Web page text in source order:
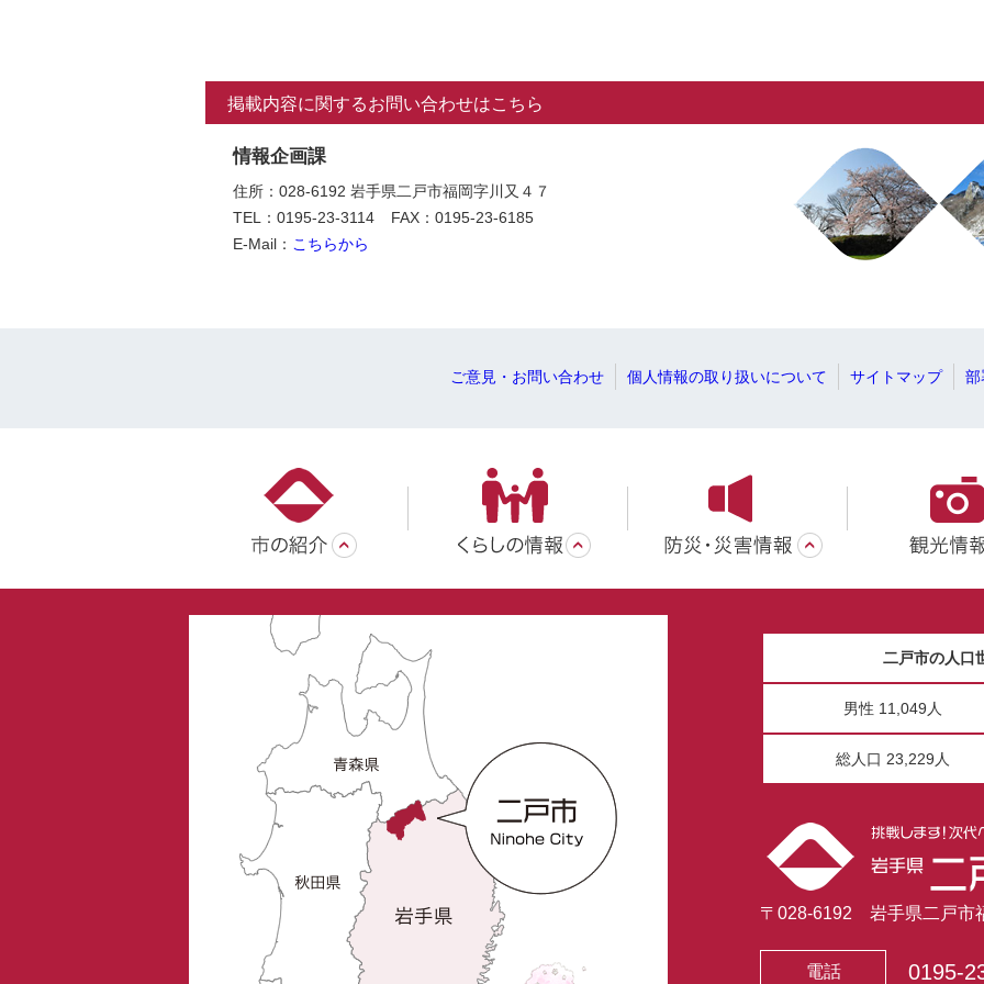
掲載内容に関するお問い合わせはこちら
情報企画課
住所：028-6192 岩手県二戸市福岡字川又４７
TEL：0195-23-3114
FAX：0195-23-6185
E-Mail： こちらから
ご意見・お問い合わせ 個人情報の取り扱いについて サイトマップ 部
二戸市の人口
男性 11,049人
総人口 23,229人
〒028-6192 岩手県二戸市
電話 0195-